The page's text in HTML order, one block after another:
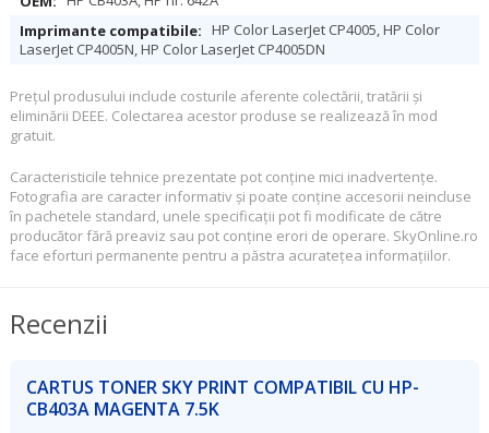
HP Color LaserJet CP4005, HP Color
LaserJet CP4005N, HP Color LaserJet CP4005DN
Preţul produsului include costurile aferente colectării, tratării şi
eliminării DEEE. Colectarea acestor produse se realizează în mod
gratuit.
Caracteristicile tehnice prezentate pot conţine mici inadvertenţe.
Fotografia are caracter informativ şi poate conţine accesorii neincluse
în pachetele standard, unele specificaţii pot fi modificate de către
producător fără preaviz sau pot conţine erori de operare. SkyOnline.ro
face eforturi permanente pentru a păstra acurateţea informaţiilor.
Recenzii
CARTUS TONER SKY PRINT COMPATIBIL CU HP-
CB403A MAGENTA 7.5K